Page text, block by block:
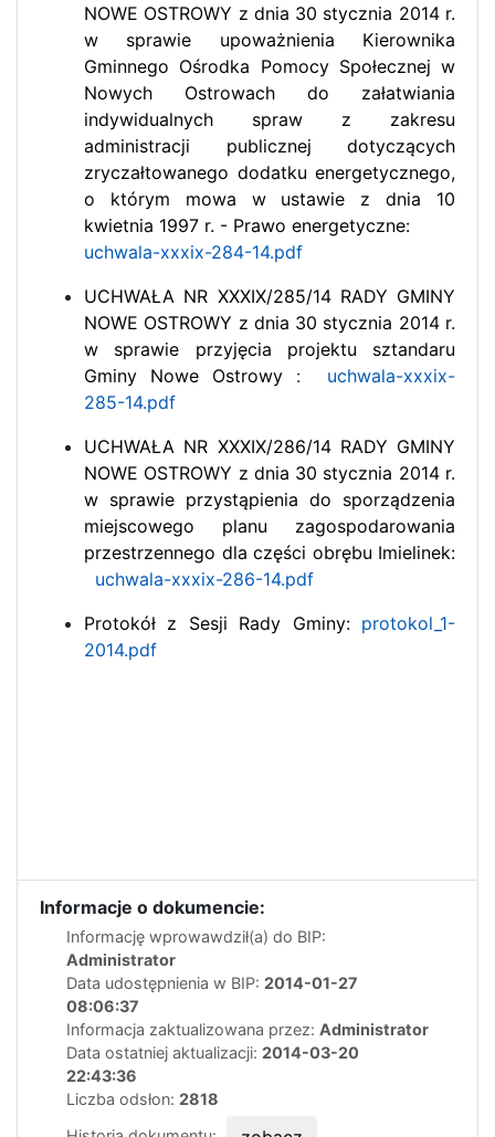
NOWE OSTROWY z dnia 30 stycznia 2014 r.
w sprawie upoważnienia Kierownika
Gminnego Ośrodka Pomocy Społecznej w
Nowych Ostrowach do załatwiania
indywidualnych spraw z zakresu
administracji publicznej dotyczących
zryczałtowanego dodatku energetycznego,
o którym mowa w ustawie z dnia 10
kwietnia 1997 r. - Prawo energetyczne:
uchwala-xxxix-284-14.pdf
UCHWAŁA NR XXXIX/285/14 RADY GMINY
NOWE OSTROWY z dnia 30 stycznia 2014 r.
w sprawie przyjęcia projektu sztandaru
Gminy Nowe Ostrowy :
uchwala-xxxix-
285-14.pdf
UCHWAŁA NR XXXIX/286/14 RADY GMINY
NOWE OSTROWY z dnia 30 stycznia 2014 r.
w sprawie przystąpienia do sporządzenia
miejscowego planu zagospodarowania
przestrzennego dla części obrębu Imielinek:
uchwala-xxxix-286-14.pdf
Protokół z Sesji Rady Gminy: protokol_1-
2014.pdf
Informacje o dokumencie:
Informację wprowawdził(a) do BIP:
Administrator
Data udostępnienia w BIP: 2014-01-27
08:06:37
Informacja zaktualizowana przez: Administrator
Data ostatniej aktualizacji: 2014-03-20
22:43:36
Liczba odsłon: 2818